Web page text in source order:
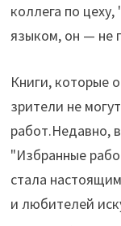
коллега по
языком, он — не
Книги, которые
зрители не
работ.Недавно,
"Избранные
стала
и любителей